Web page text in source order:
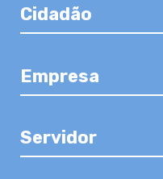
Cidadão
Empresa
Servidor